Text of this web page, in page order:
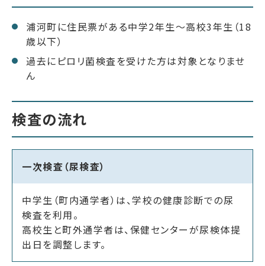
浦河町に住民票がある中学2年生～高校3年生（18
歳以下）
過去にピロリ菌検査を受けた方は対象となりませ
ん
検査の流れ
一次検査（尿検査）
中学生（町内通学者）は、学校の健康診断での尿
検査を利用。
高校生と町外通学者は、保健センターが尿検体提
出日を調整します。